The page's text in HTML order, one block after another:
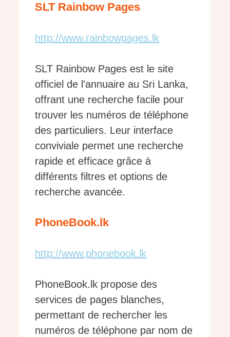
SLT Rainbow Pages
http://www.rainbowpages.lk
SLT Rainbow Pages est le site
officiel de l’annuaire au Sri Lanka,
offrant une recherche facile pour
trouver les numéros de téléphone
des particuliers. Leur interface
conviviale permet une recherche
rapide et efficace grâce à
différents filtres et options de
recherche avancée.
PhoneBook.lk
http://www.phonebook.lk
PhoneBook.lk propose des
services de pages blanches,
permettant de rechercher les
numéros de téléphone par nom de